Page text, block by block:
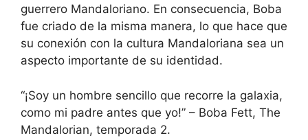
guerrero Mandaloriano. En consecuencia, Boba
fue criado de la misma manera, lo que hace que
su conexión con la cultura Mandaloriana sea un
aspecto importante de su identidad.
“¡Soy un hombre sencillo que recorre la galaxia,
como mi padre antes que yo!” – Boba Fett, The
Mandalorian, temporada 2.